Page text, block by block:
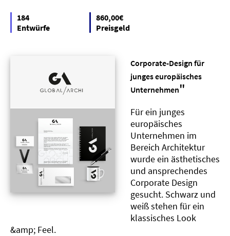
184
Entwürfe
860,00€
Preisgeld
Corporate-Design für
junges europäisches
Unternehmen"
Für ein junges
europäisches
Unternehmen im
Bereich Architektur
wurde ein ästhetisches
und ansprechendes
Corporate Design
gesucht. Schwarz und
weiß stehen für ein
klassisches Look
&amp; Feel.